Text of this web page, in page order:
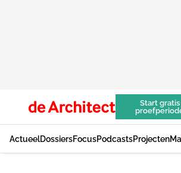
Start gratis
ActueelDossiersFocusPodcastsProjecten